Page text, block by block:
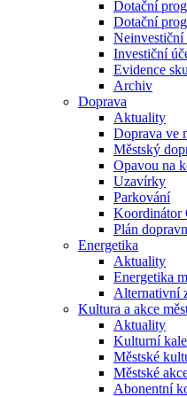
Dotační
Dotační
Neinvestiční
Investiční
Evidence
Archiv
Doprava
Aktuality
Doprava ve
Městský
Opavou na
Uzavírky
Parkování
Koordinátor
Plán
Energetika
Aktuality
Energetika
Alternativní
Kultura a akce
Aktuality
Kulturní
Městské
Městské
Abonentní